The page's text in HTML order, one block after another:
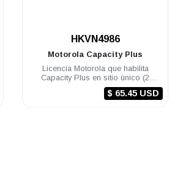
HKVN4986
Motorola Capacity Plus
Licencia Motorola que habilita
Capacity Plus en sitio único (2
repetidores) R2
$ 65.45 USD